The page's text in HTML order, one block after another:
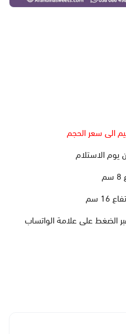
الى سعر الحجم
يوم الاستلام
الضغط على علامة الواتساب